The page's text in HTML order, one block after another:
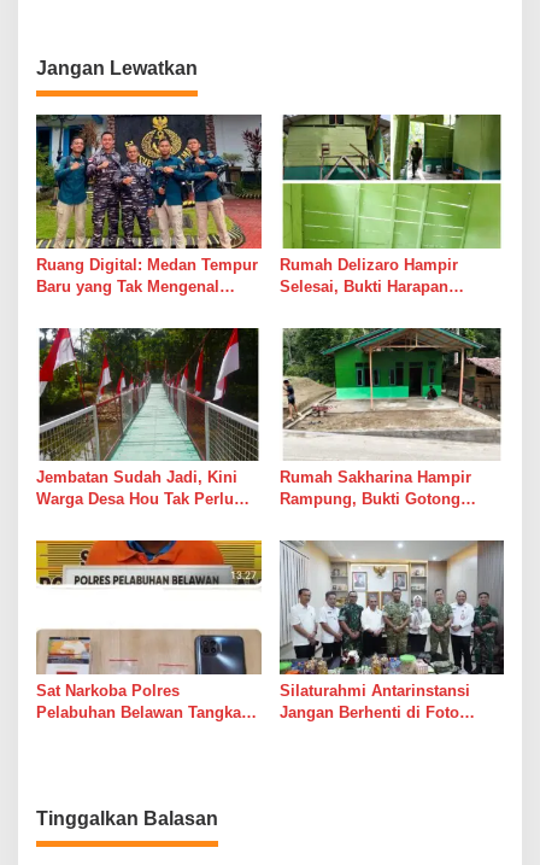
a
s
i
p
o
s
Jangan Lewatkan
Ruang Digital: Medan Tempur
Baru yang Tak Mengenal
Rumah Delizaro Hampir
Selesai, Bukti Harapan
Suara Palu dan Semen
Jembatan Sudah Jadi, Kini
Warga Desa Hou Tak Perlu
Sungai
Rumah Sakharina Hampir
Rampung, Bukti Gotong
dari Janji Banyak Orang
Sat Narkoba Polres
Pelabuhan Belawan Tangkap
Silaturahmi Antarinstansi
Jangan Berhenti di Foto
Tinggalkan Balasan